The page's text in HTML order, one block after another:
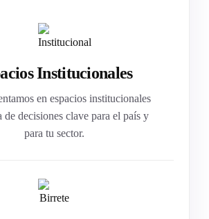
Institucionales
en espacios institucionales
de decisiones clave para el país y
para tu sector.